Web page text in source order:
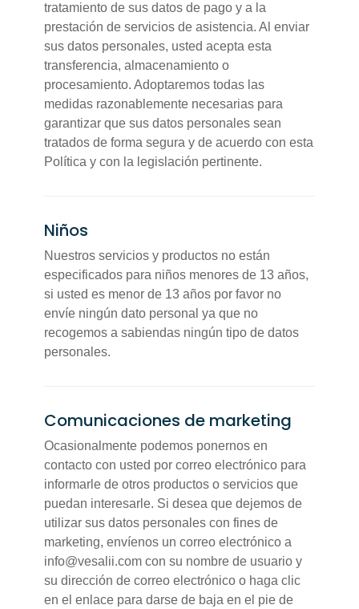
tratamiento de sus datos de pago y a la
prestación de servicios de asistencia. Al enviar
sus datos personales, usted acepta esta
transferencia, almacenamiento o
procesamiento. Adoptaremos todas las
medidas razonablemente necesarias para
garantizar que sus datos personales sean
tratados de forma segura y de acuerdo con esta
Política y con la legislación pertinente.
Niños
Nuestros servicios y productos no están
especificados para niños menores de 13 años,
si usted es menor de 13 años por favor no
envíe ningún dato personal ya que no
recogemos a sabiendas ningún tipo de datos
personales.
Comunicaciones de marketing
Ocasionalmente podemos ponernos en
contacto con usted por correo electrónico para
informarle de otros productos o servicios que
puedan interesarle. Si desea que dejemos de
utilizar sus datos personales con fines de
marketing, envíenos un correo electrónico a
info@vesalii.com con su nombre de usuario y
su dirección de correo electrónico o haga clic
en el enlace para darse de baja en el pie de